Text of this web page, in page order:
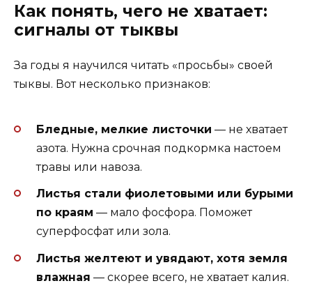
Как понять, чего не хватает:
сигналы от тыквы
За годы я научился читать «просьбы» своей
тыквы. Вот несколько признаков:
Бледные, мелкие листочки — не хватает
азота. Нужна срочная подкормка настоем
травы или навоза.
Листья стали фиолетовыми или бурыми
по краям — мало фосфора. Поможет
суперфосфат или зола.
Листья желтеют и увядают, хотя земля
влажная — скорее всего, не хватает калия.